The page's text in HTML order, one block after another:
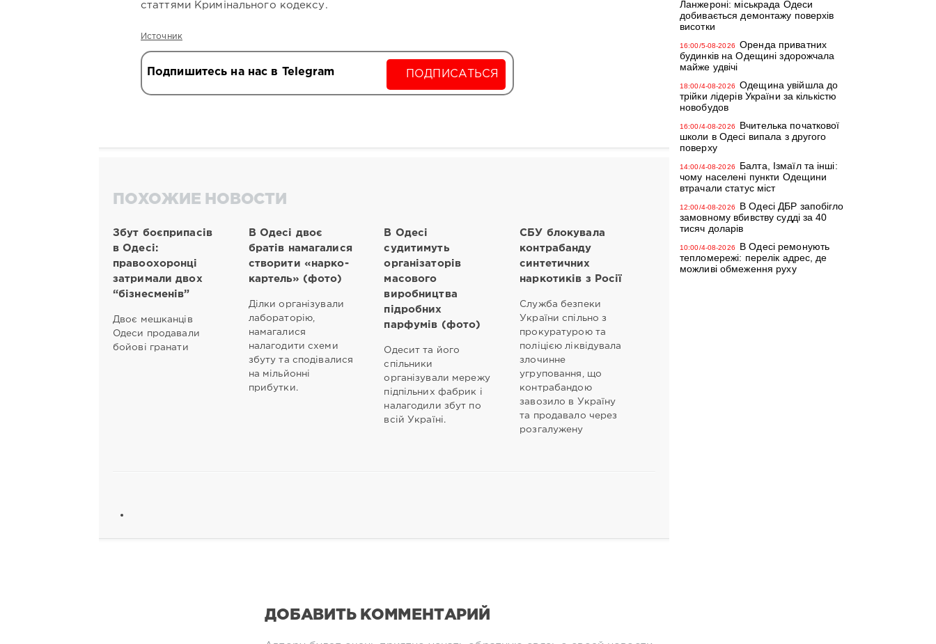
статтями Кримінального кодексу.
Источник
Подпишитесь на нас в Telegram ПОДПИСАТЬСЯ
ПОХОЖИЕ НОВОСТИ
Збут боєприпасів
в Одесі:
правоохоронці
затримали двох
“бізнесменів”
Двоє мешканців
Одеси продавали
бойові гранати
В Одесі двоє
братів намагалися
створити «нарко-
картель» (фото)
Ділки організували
лабораторію,
намагалися
налагодити схеми
збуту та сподівалися
на мільйонні
прибутки.
В Одесі
судитимуть
організаторів
масового
виробництва
підробних
парфумів (фото)
Одесит та його
спільники
організували мережу
підпільних фабрик і
налагодили збут по
всій Україні.
СБУ блокувала
контрабанду
синтетичних
наркотиків з Росії
Служба безпеки
України спільно з
прокуратурою та
поліцією ліквідувала
злочинне
угруповання, що
контрабандою
завозило в Україну
та продавало через
розгалужену
ДОБАВИТЬ КОММЕНТАРИЙ
Ланжероні: міськрада Одеси
добивається демонтажу поверхів
висотки
16:00/5-08-2026
Оренда приватних
будинків на Одещині здорожчала
майже удвічі
18:00/4-08-2026
Одещина увійшла до
трійки лідерів України за кількістю
новобудов
16:00/4-08-2026
Вчителька початкової
школи в Одесі випала з другого
поверху
14:00/4-08-2026
Балта, Ізмаїл та інші:
чому населені пункти Одещини
втрачали статус міст
12:00/4-08-2026
В Одесі ДБР запобігло
замовному вбивству судді за 40
тисяч доларів
10:00/4-08-2026
В Одесі ремонують
тепломережі: перелік адрес, де
можливі обмеження руху